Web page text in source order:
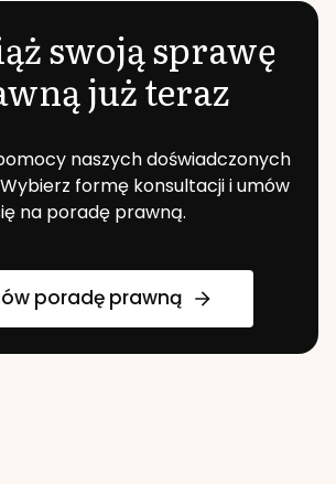
swoją sprawę
już teraz
naszych doświadczonych
formę konsultacji i umów
na poradę prawną.
poradę prawną